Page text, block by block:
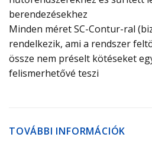
berendezésekhez
Minden méret SC-Contur-ral
rendelkezik, ami a rendszer
össze nem préselt kötéseket
felismerhetővé teszi
TOVÁBBI INFORMÁCIÓK